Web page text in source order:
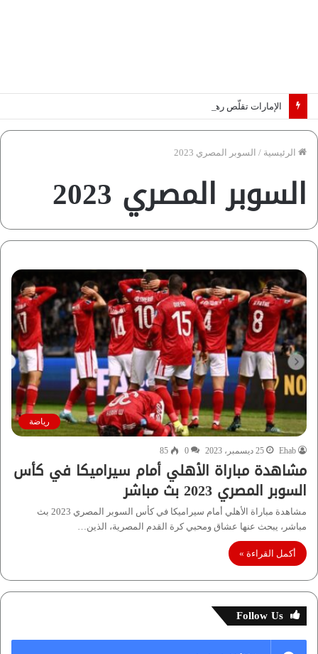
الرئيسية / السوبر المصري 2023
السوبر المصري 2023
رياضة
Ehab 25 ديسمبر، 2023 0
85
مشاهدة مباراة الأهلي أمام سيراميكا في كأس
السوبر المصري 2023 بث مباشر
مشاهدة مباراة الأهلي أمام سيراميكا في كأس السوبر المصري 2023 بث
مباشر، يبحث عنها عشاق ومحبي كرة القدم المصرية، الذين…
أكمل القراءة »
Follow Us